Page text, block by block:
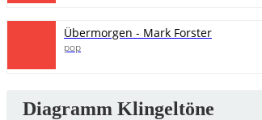
Übermorgen - Mark Forster
pop
Diagramm Klingeltöne